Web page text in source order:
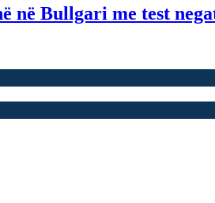
në Bullgari me test